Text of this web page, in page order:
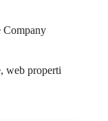
Company
web properti